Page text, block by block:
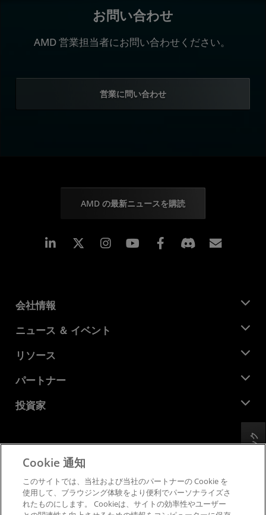
お問い合わせ
AMD 営業担当者にお問い合わせください。
営業に問い合わせ
AMD の最新ニュースを購読
Linkedin Instagram Facebook
会社情報
AMD について
企業責任
キャリア
お問い合わせ
ニュース ＆ イベント
ニュースルーム
メディア ライブラリ
リソース
デベロッパー セントラル
ケース スタディ
パートナー
AMD パートナー ハブ
投資家
財務情報
取締役会
SEC 提出書類
プライバシー
商標
サプライ チェーンの透明性
フィードバック
Cookie 通知
このサイトでは、当社および当社のパートナーの Cookie を
使用して、ブラウジング体験をより便利でパーソナライズさ
れたものにします。 Cookieは、サイトの効率性やユーザー